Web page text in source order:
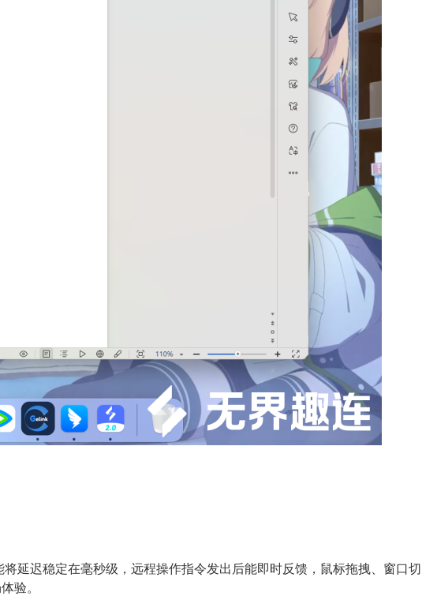
延迟稳定在毫秒级，远程操作指令发出后能即时反馈，鼠标拖拽、窗口切
验。